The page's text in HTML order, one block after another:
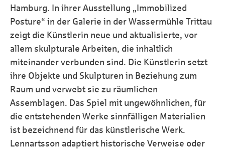
Hamburg. In ihrer Ausstellung „Immobilized
Posture“ in der Galerie in der Wassermühle Trittau
zeigt die Künstlerin neue und aktualisierte, vor
allem skulpturale Arbeiten, die inhaltlich
miteinander verbunden sind. Die Künstlerin setzt
ihre Objekte und Skulpturen in Beziehung zum
Raum und verwebt sie zu räumlichen
Assemblagen. Das Spiel mit ungewöhnlichen, für
die entstehenden Werke sinnfälligen Materialien
ist bezeichnend für das künstlerische Werk.
Lennartsson adaptiert historische Verweise oder